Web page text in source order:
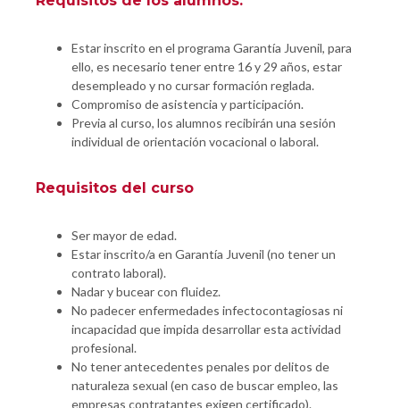
Estar inscrito en el programa Garantía Juvenil, para
ello, es necesario tener entre 16 y 29 años, estar
desempleado y no cursar formación reglada.
Compromiso de asistencia y participación.
Previa al curso, los alumnos recibirán una sesión
individual de orientación vocacional o laboral.
Requisitos del curso
Ser mayor de edad.
Estar inscrito/a en Garantía Juvenil (no tener un
contrato laboral).
Nadar y bucear con fluidez.
No padecer enfermedades infectocontagiosas ni
incapacidad que impida desarrollar esta actividad
profesional.
No tener antecedentes penales por delitos de
naturaleza sexual (en caso de buscar empleo, las
empresas contratantes exigen certificado).